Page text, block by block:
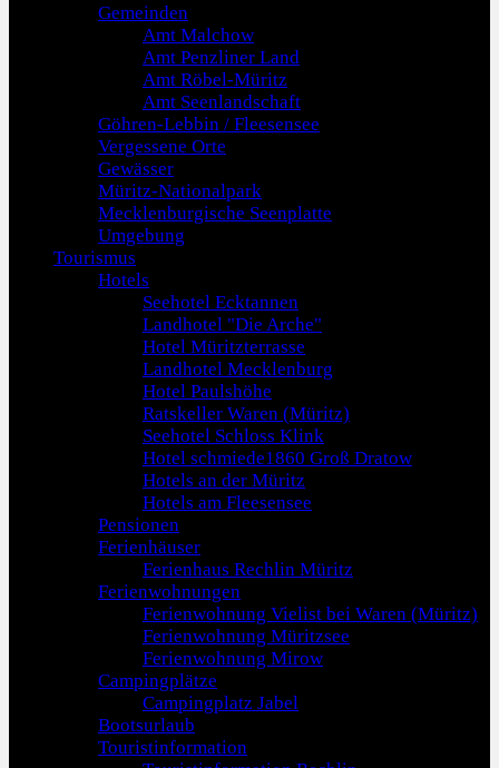
Gemeinden
Amt Malchow
Amt Penzliner Land
Amt Röbel-Müritz
Amt Seenlandschaft
Göhren-Lebbin / Fleesensee
Vergessene Orte
Gewässer
Müritz-Nationalpark
Mecklenburgische Seenplatte
Umgebung
Tourismus
Hotels
Seehotel Ecktannen
Landhotel "Die Arche"
Hotel Müritzterrasse
Landhotel Mecklenburg
Hotel Paulshöhe
Ratskeller Waren (Müritz)
Seehotel Schloss Klink
Hotel schmiede1860 Groß Dratow
Hotels an der Müritz
Hotels am Fleesensee
Pensionen
Ferienhäuser
Ferienhaus Rechlin Müritz
Ferienwohnungen
Ferienwohnung Vielist bei Waren (Müritz)
Ferienwohnung Müritzsee
Ferienwohnung Mirow
Campingplätze
Campingplatz Jabel
Bootsurlaub
Touristinformation